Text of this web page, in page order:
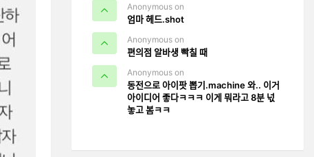
Anonymous on
엄마 헤드.shot
Anonymous on
편의점 알바생 빡칠 때
Anonymous on
동전으로 아이팟 뽑기.machine 와.. 이거
아이디어 좋다ㅋㅋㅋ 이게 뭐라고 8분 넋
놓고 봄ㅋㅋ